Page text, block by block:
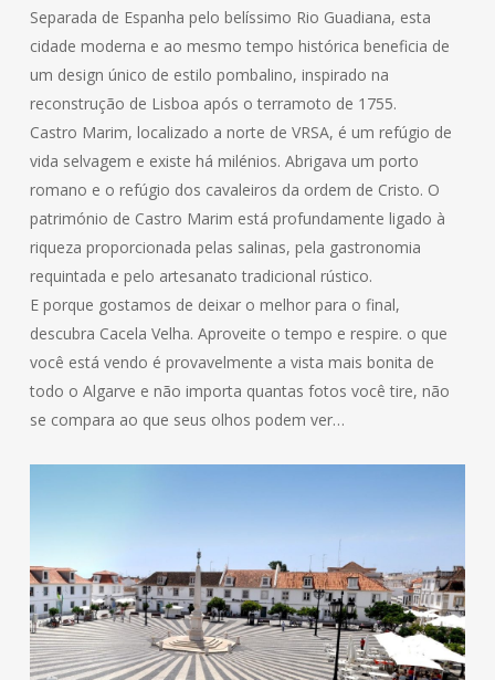
Separada de Espanha pelo belíssimo Rio Guadiana, esta
cidade moderna e ao mesmo tempo histórica beneficia de
um design único de estilo pombalino, inspirado na
reconstrução de Lisboa após o terramoto de 1755.
Castro Marim, localizado a norte de VRSA, é um refúgio de
vida selvagem e existe há milénios. Abrigava um porto
romano e o refúgio dos cavaleiros da ordem de Cristo. O
património de Castro Marim está profundamente ligado à
riqueza proporcionada pelas salinas, pela gastronomia
requintada e pelo artesanato tradicional rústico.
E porque gostamos de deixar o melhor para o final,
descubra Cacela Velha. Aproveite o tempo e respire. o que
você está vendo é provavelmente a vista mais bonita de
todo o Algarve e não importa quantas fotos você tire, não
se compara ao que seus olhos podem ver…